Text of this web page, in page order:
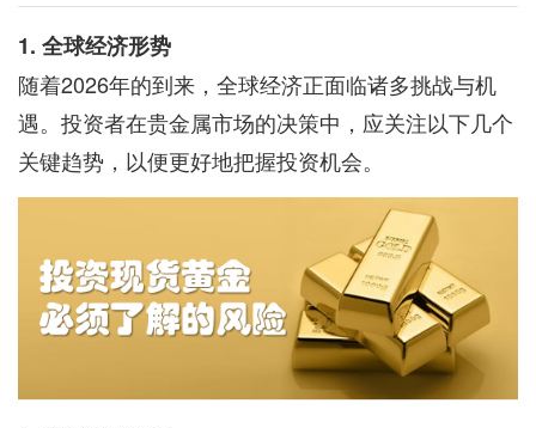
1. 全球经济形势
随着2026年的到来，全球经济正面临诸多挑战与机
遇。投资者在贵金属市场的决策中，应关注以下几个
关键趋势，以便更好地把握投资机会。